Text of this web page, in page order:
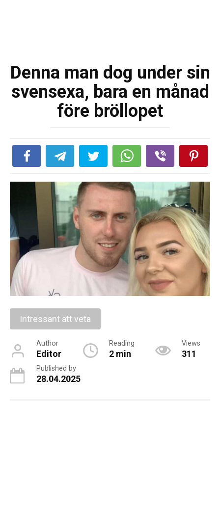
Denna man dog under sin
svensexa, bara en månad
före bröllopet
Intressant att veta
Author
Editor
Reading
2 min
Views
311
Published by
28.04.2025